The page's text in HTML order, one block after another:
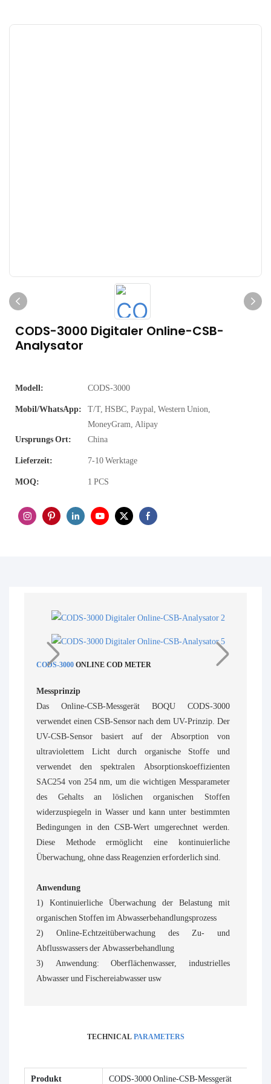
CODS-3000 Digitaler Online-CSB-
Analysator
Modell: CODS-3000
Mobil/WhatsApp:
T/T, HSBC, Paypal, Western Union,
MoneyGram, Alipay
Ursprungs Ort:
China
Lieferzeit: 7-10 Werktage
MOQ: 1 PCS
CODS-3000ONLINE COD METER
Messprinzip
Das Online-CSB-Messgerät BOQU CODS-3000
verwendet einen CSB-Sensor nach dem UV-Prinzip. Der
UV-CSB-Sensor basiert auf der Absorption von
ultraviolettem Licht durch organische Stoffe und
verwendet den spektralen Absorptionskoeffizienten
SAC254 von 254 nm, um die wichtigen Messparameter
des Gehalts an löslichen organischen Stoffen
widerzuspiegeln in Wasser und kann unter bestimmten
Bedingungen in den CSB-Wert umgerechnet werden.
Diese Methode ermöglicht eine kontinuierliche
Überwachung, ohne dass Reagenzien erforderlich sind.
Anwendung
1) Kontinuierliche Überwachung der Belastung mit
organischen Stoffen im Abwasserbehandlungsprozess
2) Online-Echtzeitüberwachung des Zu- und
Abflusswassers der Abwasserbehandlung
3) Anwendung: Oberflächenwasser, industrielles
Abwasser und Fischereiabwasser usw
TECHNICAL PARAMETERS
Produkt CODS-3000 Online-CSB-Messgerät